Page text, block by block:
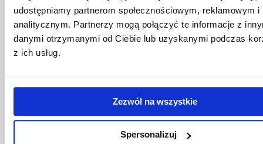
udostępniamy partnerom społecznościowym, reklamowym i
analitycznym. Partnerzy mogą połączyć te informacje z
danymi otrzymanymi od Ciebie lub uzyskanymi podczas
z ich usług.
Zezwól na wszystkie
Spersonalizuj
Al. Tadeusza Rejtana 16C
35-959 Rzeszów
Pomiń
i
przejdź
treści
Polityka prywatności
Studia podyplomowe